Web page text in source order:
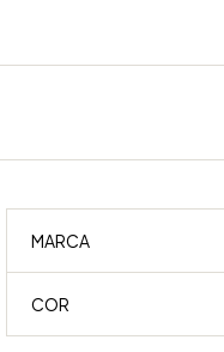
MARCA
COR